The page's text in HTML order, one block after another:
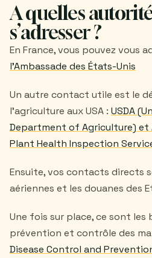
A quelles
s’adresser ?
En France, vous pouvez vous
l'Ambassade des États-Unis
Un autre contact utile est le
l’agriculture aux USA : USDA
Department of Agriculture) et
Plant Health Inspection
Ensuite, vos contacts directs
aériennes et les douanes des
Une fois sur place, ce sont les
prévention et contrôle des
Disease Control and